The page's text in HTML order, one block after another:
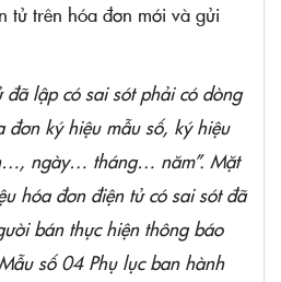
tử trên hóa đơn mới và gửi
lập có sai sót phải có dòng
đơn ký hiệu mẫu số, ký hiệu
ngày… tháng… năm”. Mặt
hóa đơn điện tử có sai sót đã
bán thực hiện thông báo
số 04 Phụ lục ban hành